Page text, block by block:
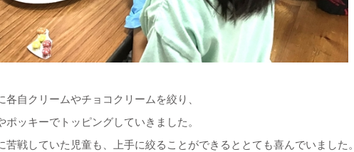
各自クリームやチョコクリームを絞り、
ポッキーでトッピングしていきました。
苦戦していた児童も、上手に絞ることができるととても喜んでいました。